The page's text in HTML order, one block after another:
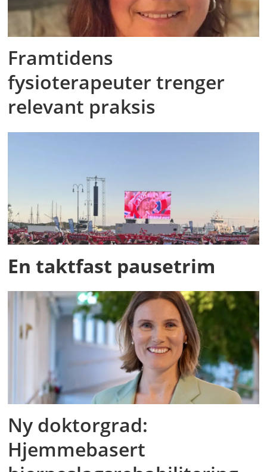
Framtidens
fysioterapeuter trenger
relevant praksis
En taktfast pausetrim
Ny doktorgrad:
Hjemmebasert